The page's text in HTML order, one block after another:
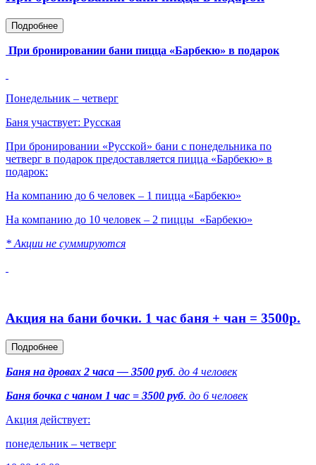
Подробнее
При бронировании бани пицца «Барбекю» в подарок
Понедельник – четверг
Баня участвует: Русская
При бронировании «Русской» бани с понедельника по
четверг в подарок предоставляется пицца «Барбекю» в
подарок:
На компанию до 6 человек – 1 пицца «Барбекю»
На компанию до 10 человек – 2 пиццы «Барбекю»
* Акции не суммируются
Акция на бани бочки. 1 час баня + чан = 3500р.
Подробнее
Баня на дровах 2 часа — 3500 руб. до 4 человек
Баня бочка с чаном 1 час = 3500 руб. до 6 человек
Акция действует:
понедельник – четверг